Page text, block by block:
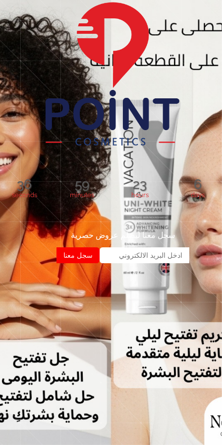
6
days
23
hours
59
minutes
36
seconds
سجل معنا ليصلم عروض حصرية